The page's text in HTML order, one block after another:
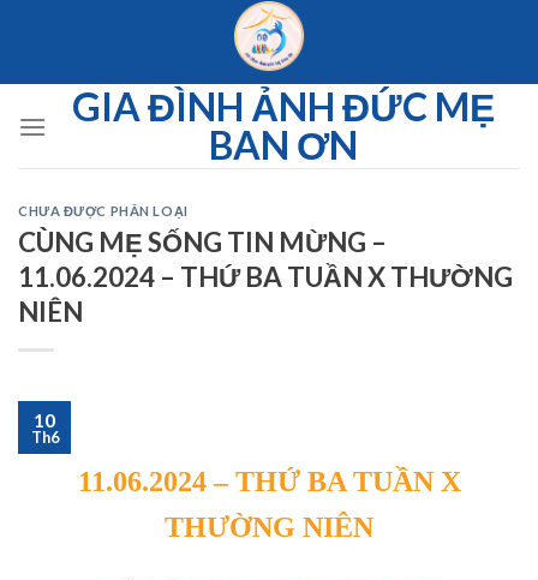
GIA ĐÌNH ẢNH ĐỨC MẸ
BAN ƠN
CHƯA ĐƯỢC PHÂN LOẠI
CÙNG MẸ SỐNG TIN MỪNG –
11.06.2024 – THỨ BA TUẦN X THƯỜNG
NIÊN
10
Th6
11.06.2024 – THỨ BA TUẦN X
THƯỜNG NIÊN